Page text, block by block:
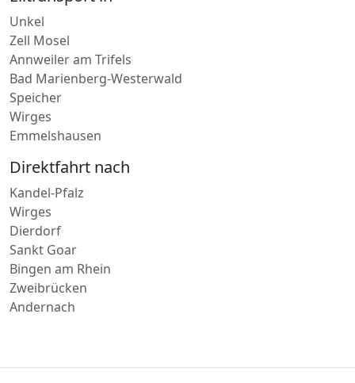
Unkel
Zell Mosel
Annweiler am Trifels
Bad Marienberg-Westerwald
Speicher
Wirges
Emmelshausen
Direktfahrt nach
Kandel-Pfalz
Wirges
Dierdorf
Sankt Goar
Bingen am Rhein
Zweibrücken
Andernach